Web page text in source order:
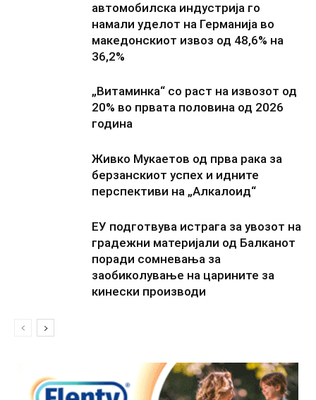
автомобилска индустрија го
намали уделот на Германија во
македонскиот извоз од 48,6% на
36,2%
„Витаминка“ со раст на извозот од
20% во првата половина од 2026
година
Живко Мукаетов од прва рака за
берзанскиот успех и идните
перспективи на „Алкалоид“
ЕУ подготвува истрага за увозот на
градежни материјали од Балканот
поради сомневања за
заобиколување на царините за
кинески производи